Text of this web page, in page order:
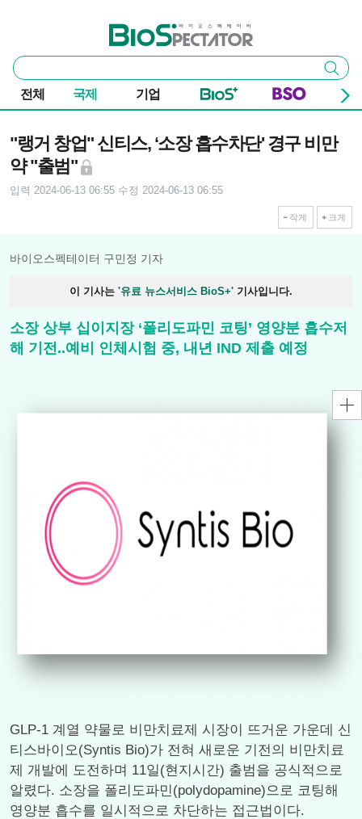
바이오스펙테이터
통
합
검
색
검색
전체 국제 기업
"랭거 창업" 신티스, ‘소장 흡수차단' 경구 비만
약 "출범"
입력 2024-06-13 06:55 수정 2024-06-13 06:55
작게 크게
바이오스펙테이터 구민정 기자
이 기사는 '유료 뉴스서비스 BioS+' 기사입니다.
소장 상부 십이지장 ‘폴리도파민 코팅’ 영양분 흡수저
해 기전..예비 인체시험 중, 내년 IND 제출 예정
GLP-1 계열 약물로 비만치료제 시장이 뜨거운 가운데 신
티스바이오(Syntis Bio)가 전혀 새로운 기전의 비만치료
제 개발에 도전하며 11일(현지시간) 출범을 공식적으로
알렸다. 소장을 폴리도파민(polydopamine)으로 코팅해
영양분 흡수를 일시적으로 차단하는 접근법이다.